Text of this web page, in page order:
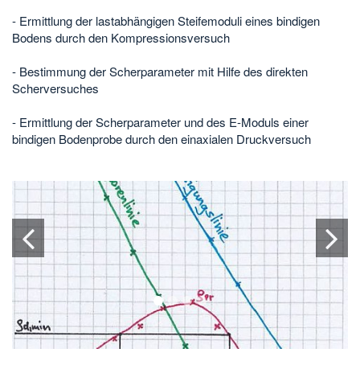
- Ermittlung der lastabhängigen Steifemoduli eines bindigen
Bodens durch den Kompressionsversuch
- Bestimmung der Scherparameter mit Hilfe des direkten
Scherversuches
- Ermittlung der Scherparameter und des E-Moduls einer
bindigen Bodenprobe durch den einaxialen Druckversuch
1 2 3 4